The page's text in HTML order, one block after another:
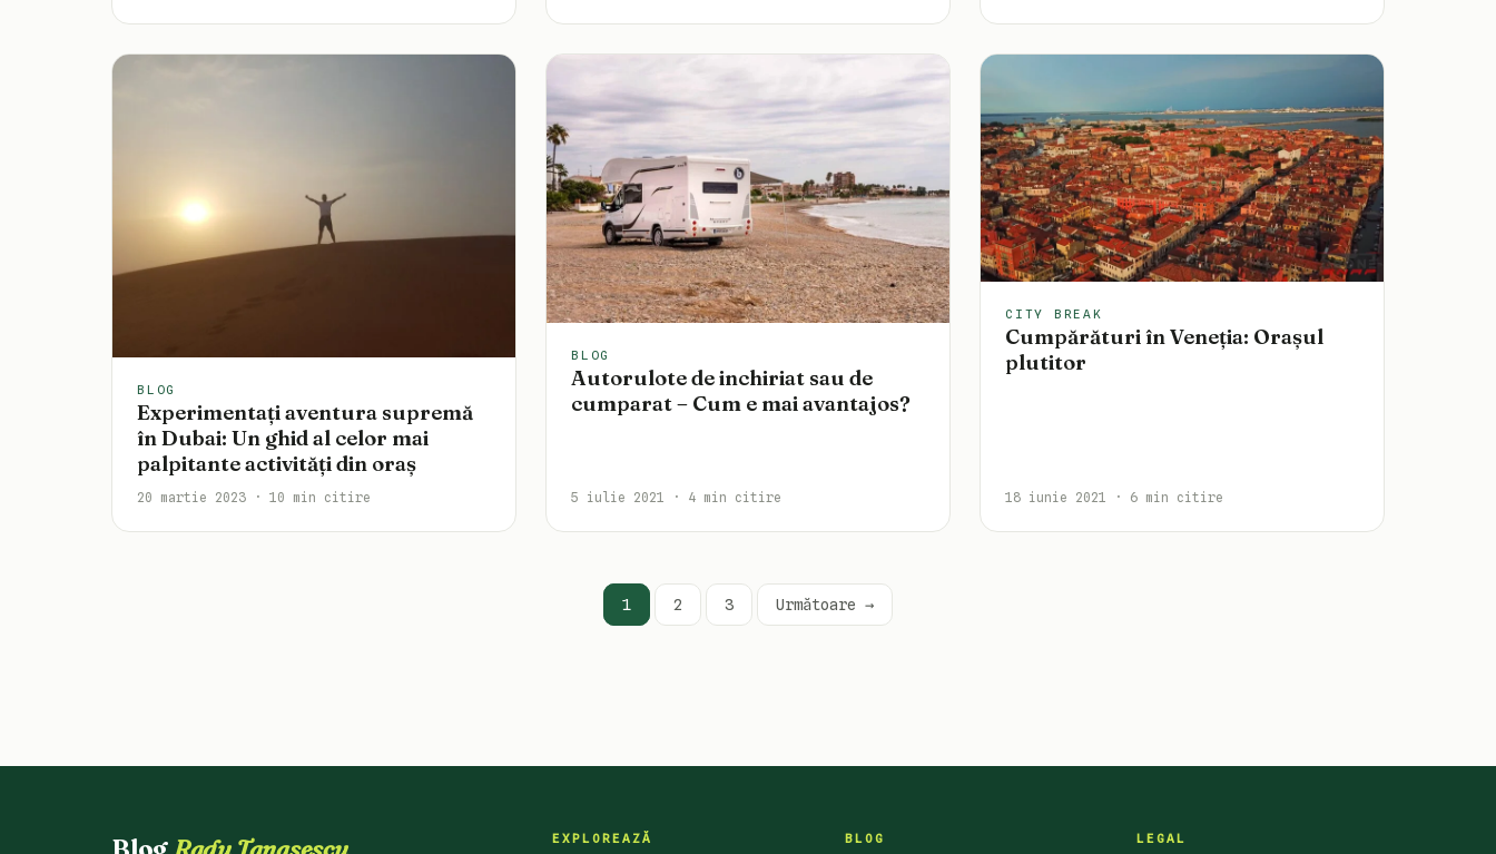
BLOG
Experimentați aventura supremă
în Dubai: Un ghid al celor mai
palpitante activități din oraș
20 martie 2023 · 10 min citire
BLOG
Autorulote de inchiriat sau de
cumparat – Cum e mai avantajos?
5 iulie 2021 · 4 min citire
CITY BREAK
Cumpărături în Veneția: Orașul
plutitor
18 iunie 2021 · 6 min citire
Paginație
1 2 3 Următoare →
EXPLOREAZĂ BLOG LEGAL